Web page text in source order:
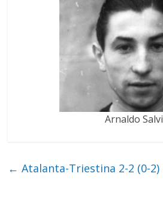
Arnaldo Salvi
← Atalanta-Triestina 2-2 (0-2)